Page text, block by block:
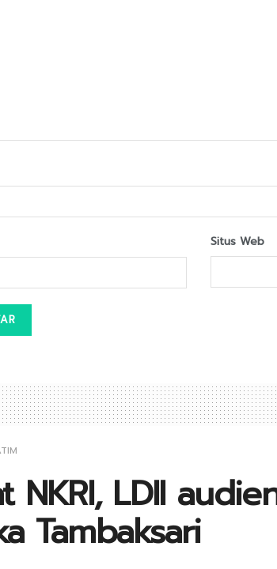
Situs Web
NKRI, LDII
Tambaksari